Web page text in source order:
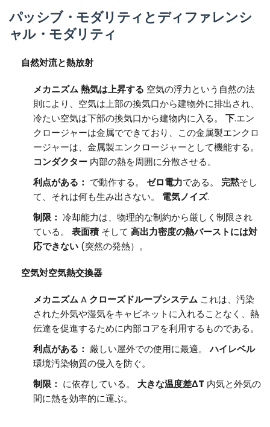
パッシブ・モダリティとディファレンシ
ャル・モダリティ
自然対流と熱放射
メカニズム熱気は上昇する 空気の浮力という自然の法
則により、空気は上部の換気口から建物外に排出され、
冷たい空気は下部の換気口から建物内に入る。 下.エン
クロージャーは金属でできており、この金属製エンクロ
ージャーは、金属製エンクロージャーとして機能する。
コンダクター 内部の熱を周囲に分散させる。
利点がある： で動作する。 ゼロ電力である。 完黙そし
て、それは何も生み出さない。 電気ノイズ.
制限： 冷却能力は、物理的な制約から厳しく制限され
ている。 表面積そして 高出力密度の熱バーストには対
応できない (突然の発熱）。
空気対空気熱交換器
メカニズムA クローズドループシステム これは、汚染
された外気や湿気をキャビネットに入れることなく、熱
伝達を促進するために内部コアを利用するものである。
利点がある： 厳しい屋外での使用に最適。ハイレベル
環境汚染物質の侵入を防ぐ。
制限： に依存している。 大きな温度差ΔT 内気と外気の
間に熱を効率的に運ぶ。